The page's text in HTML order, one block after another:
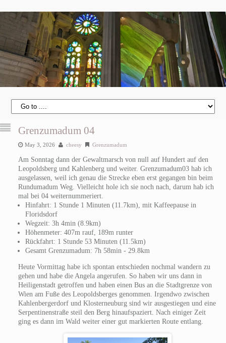
Grenzumadum 04
May 3, 2026 cheesy Grenzumadum
Am Sonntag dann der Gewaltmarsch von null auf Hundert auf den
Leopoldsberg und Kahlenberg und weiter. Grenzumadum03 hab ich
ausgelassen, weil ich genau die Strecke eben erst gegangen bin beim
Rundumadum Weg. Vielleicht hole ich sie noch nach, darum hab ich
mal bei 04 weiternummeriert.
Hinfahrt: 1 Stunde 1 Minuten (11.7km), mit Kaffeepause in
Floridsdorf
Wegzeit: 3h 4min (8.9km)
Höhenmeter: 407m rauf, 189m runter
Rückfahrt: 1 Stunde 53 Minuten (11.5km)
Gesamt Grenzumadum: 7h 58min - 29.8km
Heute Vormittag habe ich spontan entschieden nochmal wandern zu
gehen und habe die Angela angerufen. So haben wir uns dann in
Heiligenstadt getroffen und haben einen Bus an die Stadtgrenze von
Wien am Fuße des Leopoldsberges genommen. Irgendwo zwischen
Kahlenbergerdorf und Klosterneuburg sind wir ausgestiegen und eine
Serpentinenstraße steil den Berg hinaufspaziert. Nach einiger Zeit
ging es dann im Wald weiter einer gut markierten Route entlang.